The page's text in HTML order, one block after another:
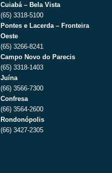
Cuiabá – Bela Vista
(65) 3318-5100
Pontes e Lacerda – Fronteira
Oeste
(65) 3266-8241
Campo Novo do Parecis
(65) 3318-1403
Juína
(66) 3566-7300
Confresa
(66) 3564-2600
Rondonópolis
(66) 3427-2305